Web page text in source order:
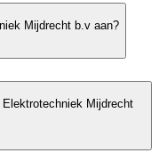
Mijdrecht b.v aan?
Mijdrecht